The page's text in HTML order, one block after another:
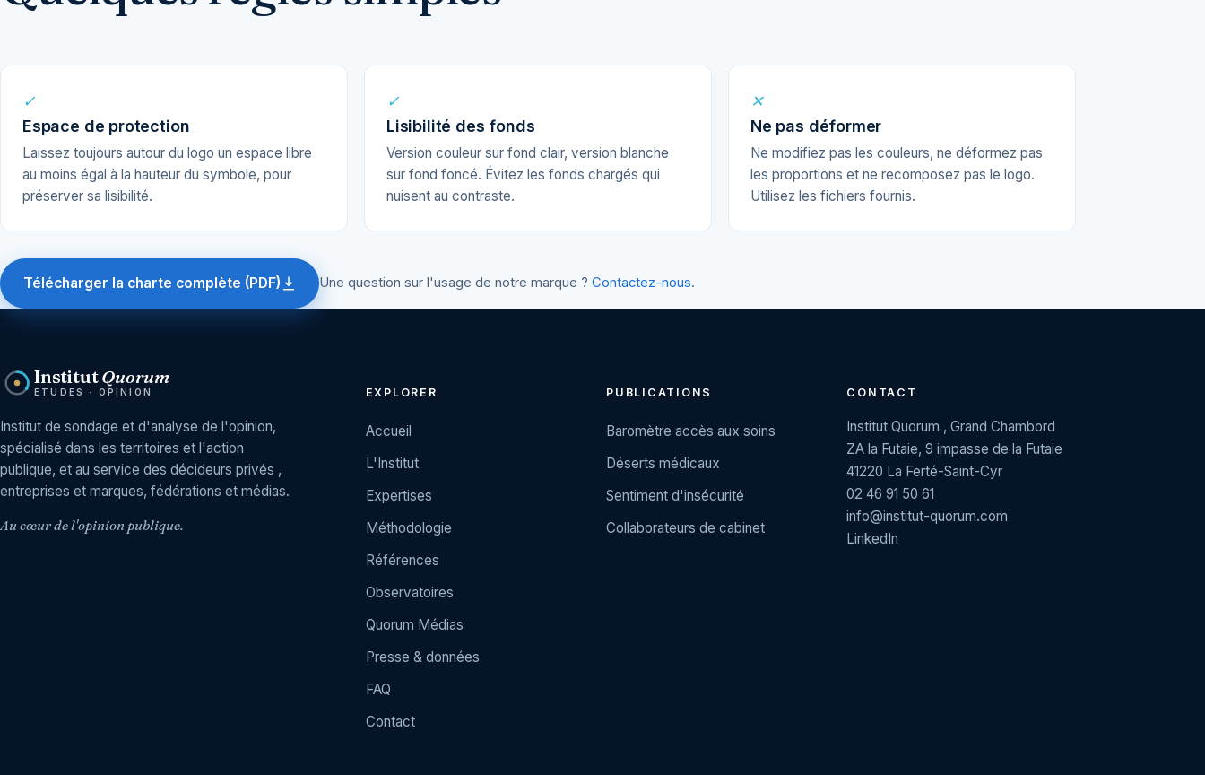
✓
Espace de protection
Laissez toujours autour du logo un espace libre
au moins égal à la hauteur du symbole, pour
préserver sa lisibilité.
✓
Lisibilité des fonds
Version couleur sur fond clair, version blanche
sur fond foncé. Évitez les fonds chargés qui
nuisent au contraste.
✕
Ne pas déformer
Ne modifiez pas les couleurs, ne déformez pas
les proportions et ne recomposez pas le logo.
Utilisez les fichiers fournis.
Télécharger la charte complète (PDF) Une question sur l'usage de notre marque ? Contactez-nous.
InstitutQuorum
ÉTUDES · OPINION
Institut de sondage et d'analyse de l'opinion,
spécialisé dans les territoires et l'action
publique, et au service des décideurs privés ,
entreprises et marques, fédérations et médias.
Au cœur de l'opinion publique.
EXPLORER
Accueil
L'Institut
Expertises
Méthodologie
Références
Observatoires
Quorum Médias
Presse & données
FAQ
Contact
PUBLICATIONS
Baromètre accès aux soins
Déserts médicaux
Sentiment d'insécurité
Collaborateurs de cabinet
CONTACT
Institut Quorum , Grand Chambord
ZA la Futaie, 9 impasse de la Futaie
41220 La Ferté-Saint-Cyr
02 46 91 50 61
info@institut-quorum.com
LinkedIn